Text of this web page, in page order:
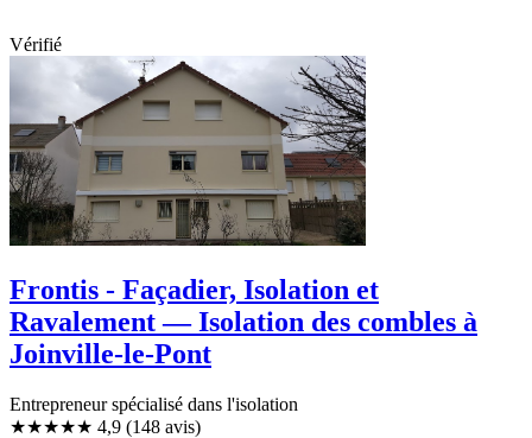
Vérifié
Frontis - Façadier, Isolation et
Ravalement — Isolation des combles à
Joinville-le-Pont
Entrepreneur spécialisé dans l'isolation
★★★★★ 4,9 (148 avis)